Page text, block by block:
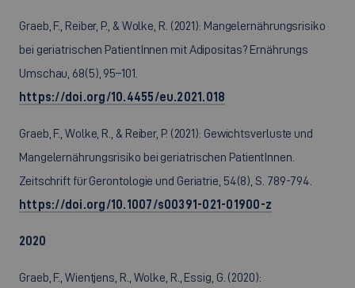
Graeb, F., Reiber, P., & Wolke, R. (2021): Mangelernährungsrisiko
bei geriatrischen PatientInnen mit Adipositas? Ernährungs
Umschau, 68(5), 95–101.
https://doi.org/10.4455/eu.2021.018
Graeb, F., Wolke, R., & Reiber, P. (2021): Gewichtsverluste und
Mangelernährungsrisiko bei geriatrischen PatientInnen.
Zeitschrift für Gerontologie und Geriatrie, 54(8), S. 789-794.
https://doi.org/10.1007/s00391-021-01900-z
2020
Graeb, F., Wientjens, R., Wolke, R., Essig, G. (2020):